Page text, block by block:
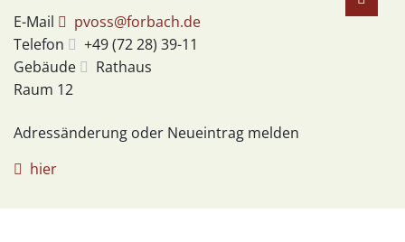
E-Mail
pvoss@forbach.de
Telefon
+49 (7228) 39-11
Gebäude
Rathaus
Raum 12
Adressänderung oder Neueintrag melden
hier